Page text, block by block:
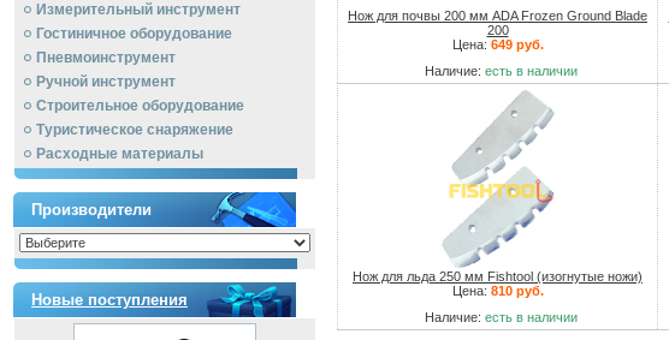
Измерительный инструмент
Гостиничное оборудование
Пневмоинструмент
Ручной инcтрумент
Строительное оборудование
Туристическое снаряжение
Расходные материалы
Производители
Новые поступления
Нож для почвы 200 мм ADA Frozen Ground Blade
200
Цена: 649 руб.
Наличие: есть в наличии
Нож для льда 250 мм Fishtool (изогнутые ножи)
Цена: 810 руб.
Наличие: есть в наличии